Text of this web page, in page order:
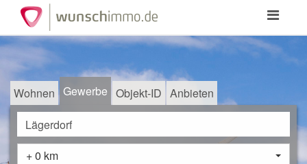
Toggle
Wohnen Gewerbe Objekt-ID Anbieten
+ 0 km